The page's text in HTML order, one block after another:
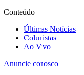
Conteúdo
Últimas Notícias
Colunistas
Ao Vivo
Anuncie conosco